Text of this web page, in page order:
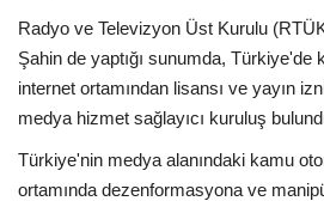
Radyo ve Televizyon Üst Kurulu
Şahin de yaptığı sunumda,
internet ortamından lisansı ve yayın
medya hizmet sağlayıcı kuruluş
Türkiye'nin medya alanındaki kamu
ortamında dezenformasyona ve